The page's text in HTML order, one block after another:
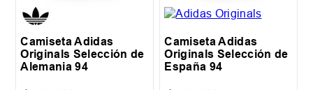
Camiseta Adidas
Originals Selección de
Alemania 94
XL
Camiseta Adidas
Originals Selección de
España 94